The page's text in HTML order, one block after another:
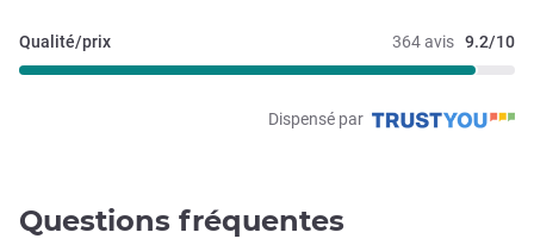
364 avis 9.2/10
Qualité/prix
Dispensé par
Questions fréquentes